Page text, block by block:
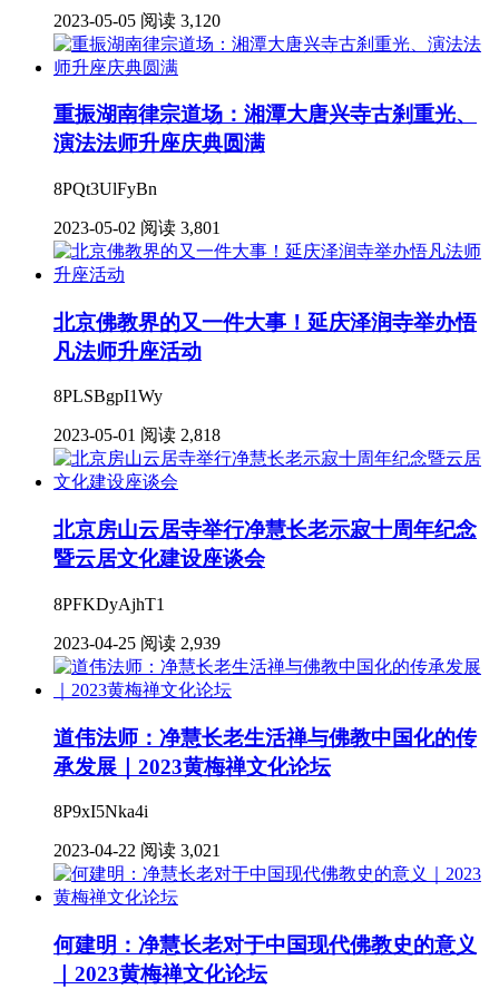
2023-05-05 阅读 3,120
重振湖南律宗道场：湘潭大唐兴寺古刹重光、
演法法师升座庆典圆满
8PQt3UlFyBn
2023-05-02 阅读 3,801
北京佛教界的又一件大事！延庆泽润寺举办悟
凡法师升座活动
8PLSBgpI1Wy
2023-05-01 阅读 2,818
北京房山云居寺举行净慧长老示寂十周年纪念
暨云居文化建设座谈会
8PFKDyAjhT1
2023-04-25 阅读 2,939
道伟法师：净慧长老生活禅与佛教中国化的传
承发展｜2023黄梅禅文化论坛
8P9xI5Nka4i
2023-04-22 阅读 3,021
何建明：净慧长老对于中国现代佛教史的意义
｜2023黄梅禅文化论坛